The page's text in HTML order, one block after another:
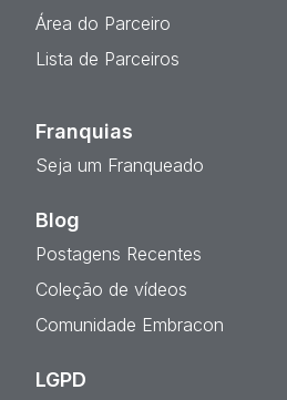
Área do Parceiro
Lista de Parceiros
Franquias
Seja um Franqueado
Blog
Postagens Recentes
Coleção de vídeos
Comunidade Embracon
LGPD